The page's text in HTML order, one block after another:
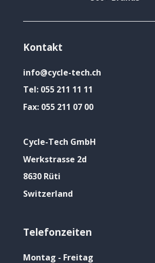
Kontakt
info@cycle-tech.ch
Tel: 055 211 11 11
Fax: 055 211 07 00
Cycle-Tech GmbH
Werkstrasse 2d
8630 Rüti
Switzerland
Telefonzeiten
Montag - Freitag